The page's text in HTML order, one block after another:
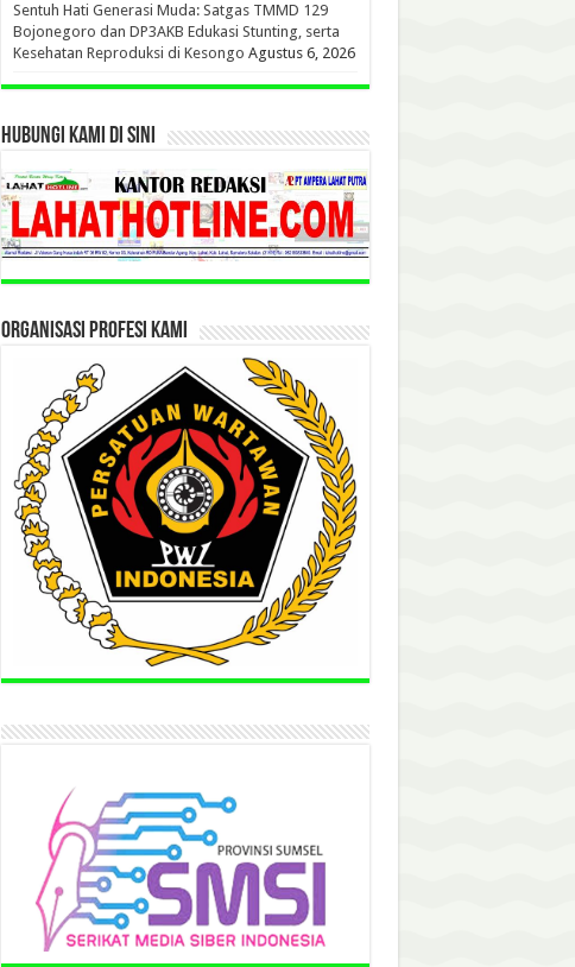
Sentuh Hati Generasi Muda: Satgas TMMD 129
Bojonegoro dan DP3AKB Edukasi Stunting, serta
Kesehatan Reproduksi di Kesongo Agustus 6, 2026
HUBUNGI KAMI DI SINI
ORGANISASI PROFESI KAMI